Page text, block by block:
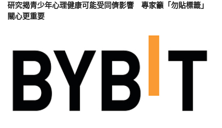
研究揭青少年心理健康可能受同儕影響 專家籲「勿貼標籤」
關心更重要